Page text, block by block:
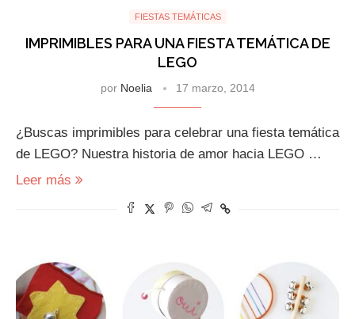
FIESTAS TEMÁTICAS
IMPRIMIBLES PARA UNA FIESTA TEMÁTICA DE
LEGO
por Noelia 17 marzo, 2014
¿Buscas imprimibles para celebrar una fiesta temática
de LEGO? Nuestra historia de amor hacia LEGO …
Leer más